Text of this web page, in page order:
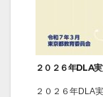
２０２６年DLA
２０２６年DLA